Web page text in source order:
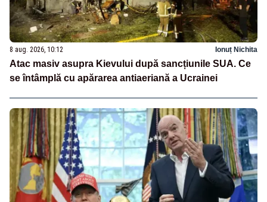
8 aug. 2026, 10:12 Ionuț Nichita
Atac masiv asupra Kievului după sancțiunile SUA. Ce
se întâmplă cu apărarea antiaeriană a Ucrainei